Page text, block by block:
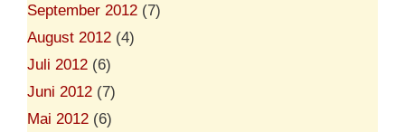
September 2012 (7)
August 2012 (4)
Juli 2012 (6)
Juni 2012 (7)
Mai 2012 (6)